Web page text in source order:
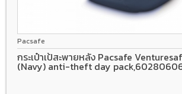
Pacsafe
กระเป๋าเป้สะพายหลัง Pacsafe
(Navy) anti-theft day